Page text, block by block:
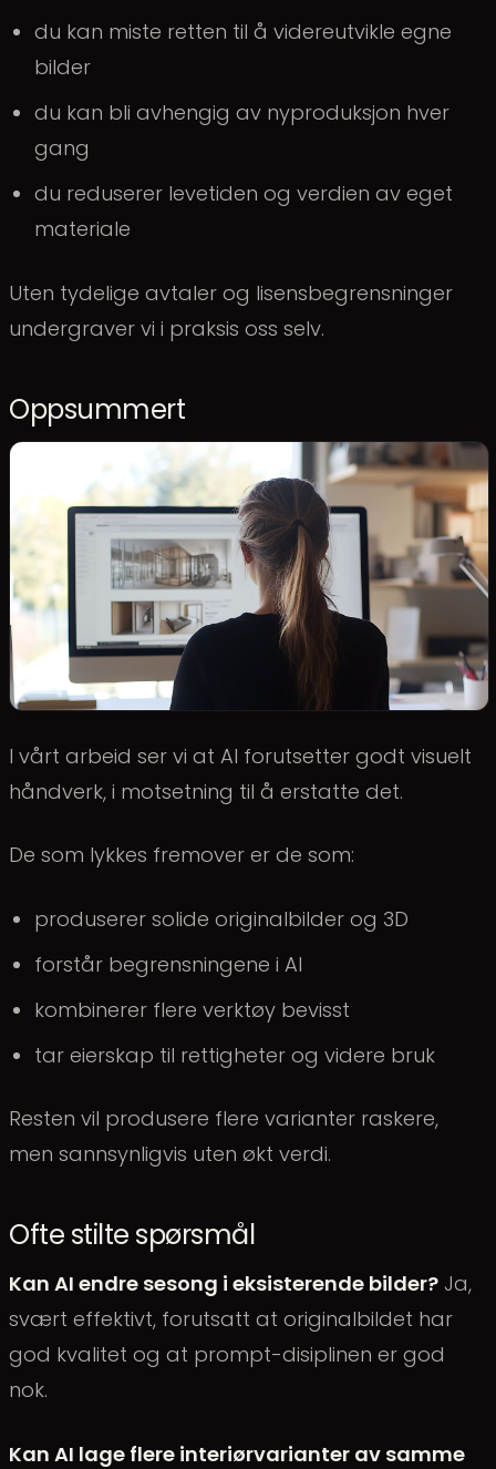
du kan miste retten til å videreutvikle egne
bilder
du kan bli avhengig av nyproduksjon hver
gang
du reduserer levetiden og verdien av eget
materiale
Uten tydelige avtaler og lisensbegrensninger
undergraver vi i praksis oss selv.
Oppsummert
I vårt arbeid ser vi at AI forutsetter godt visuelt
håndverk, i motsetning til å erstatte det.
De som lykkes fremover er de som:
produserer solide originalbilder og 3D
forstår begrensningene i AI
kombinerer flere verktøy bevisst
tar eierskap til rettigheter og videre bruk
Resten vil produsere flere varianter raskere,
men sannsynligvis uten økt verdi.
Ofte stilte spørsmål
Kan AI endre sesong i eksisterende bilder? Ja,
svært effektivt, forutsatt at originalbildet har
god kvalitet og at prompt-disiplinen er god
nok.
Kan AI lage flere interiørvarianter av samme